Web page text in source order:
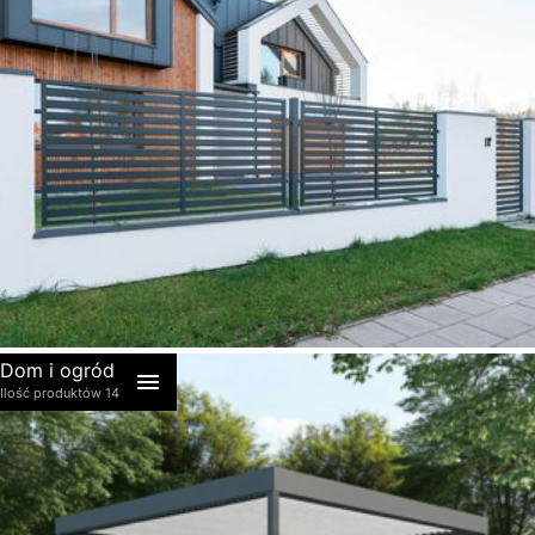
akcesoria
Dom i ogród
Ilość produktów 14